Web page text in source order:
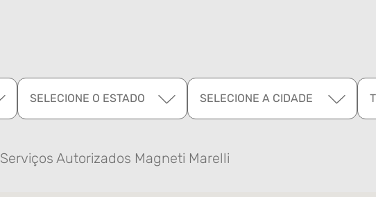
SELECIONE O ESTADO SELECIONE A CIDADE
Serviços Autorizados Magneti Marelli